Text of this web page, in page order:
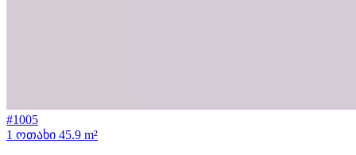
#1005
1 ოთახი 45.9 m²